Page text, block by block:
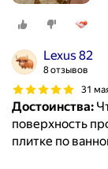
Lexus 82
8 отзывов
31
Достоинства:
поверхность
плитке по